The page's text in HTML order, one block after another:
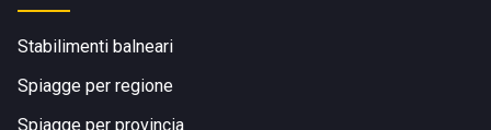
Stabilimenti balneari
Spiagge per regione
Spiagge per provincia